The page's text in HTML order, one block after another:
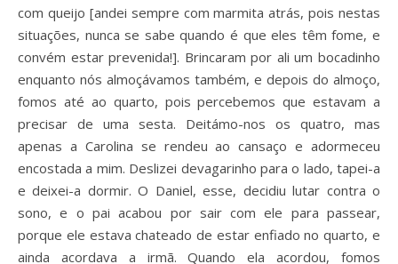
com queijo [andei sempre com marmita atrás, pois nestas
situações, nunca se sabe quando é que eles têm fome, e
convém estar prevenida!]. Brincaram por ali um bocadinho
enquanto nós almoçávamos também, e depois do almoço,
fomos até ao quarto, pois percebemos que estavam a
precisar de uma sesta. Deitámo-nos os quatro, mas
apenas a Carolina se rendeu ao cansaço e adormeceu
encostada a mim. Deslizei devagarinho para o lado, tapei-a
e deixei-a dormir. O Daniel, esse, decidiu lutar contra o
sono, e o pai acabou por sair com ele para passear,
porque ele estava chateado de estar enfiado no quarto, e
ainda acordava a irmã. Quando ela acordou, fomos